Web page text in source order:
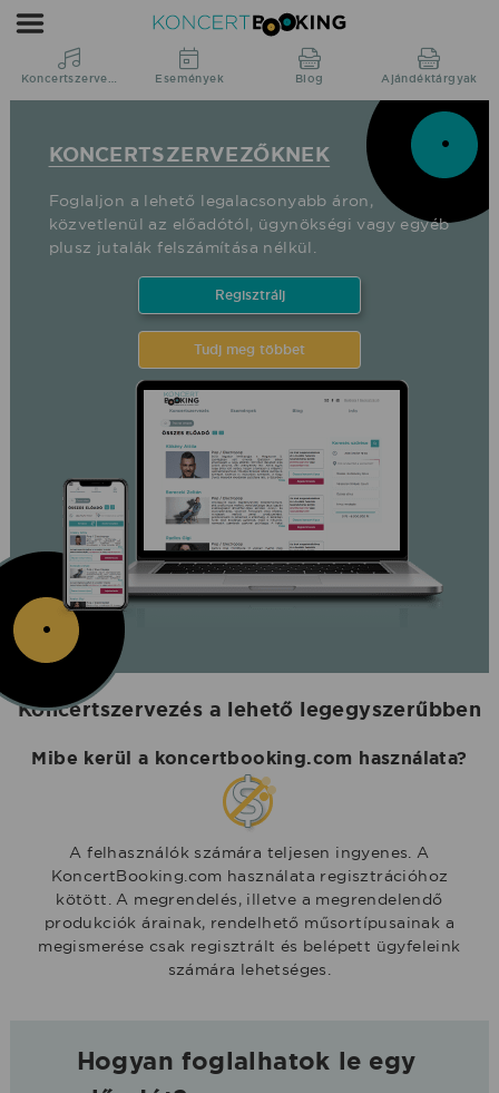
Koncertszervezőknek
KoncertBooking
műsorrendelés
közvetlenül
produkciótól.
Koncertszervezés Események Blog Ajándéktárgyak
KONCERTSZERVEZŐKNEK
Foglaljon a lehető legalacsonyabb áron,
közvetlenül az előadótól, ügynökségi vagy egyéb
plusz jutalák felszámítása nélkül.
Regisztrálj
Tudj meg többet
Koncertszervezés a lehető legegyszerűbben
Mibe kerül a koncertbooking.com használata?
A felhasználók számára teljesen ingyenes. A
KoncertBooking.com használata regisztrációhoz
kötött. A megrendelés, illetve a megrendelendő
produkciók árainak, rendelhető műsortípusainak a
megismerése csak regisztrált és belépett ügyfeleink
számára lehetséges.
Hogyan foglalhatok le egy